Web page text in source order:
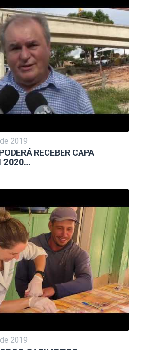
2019
RECEBER CAPA
2020…
2019